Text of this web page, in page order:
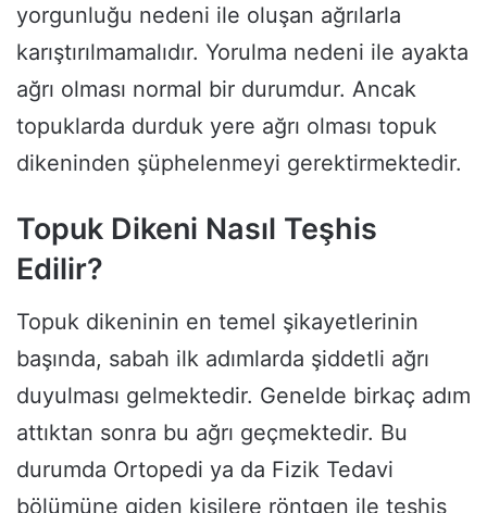
yorgunluğu nedeni ile oluşan ağrılarla
karıştırılmamalıdır. Yorulma nedeni ile ayakta
ağrı olması normal bir durumdur. Ancak
topuklarda durduk yere ağrı olması topuk
dikeninden şüphelenmeyi gerektirmektedir.
Topuk Dikeni Nasıl Teşhis
Edilir?
Topuk dikeninin en temel şikayetlerinin
başında, sabah ilk adımlarda şiddetli ağrı
duyulması gelmektedir. Genelde birkaç adım
attıktan sonra bu ağrı geçmektedir. Bu
durumda Ortopedi ya da Fizik Tedavi
bölümüne giden kişilere röntgen ile teşhis